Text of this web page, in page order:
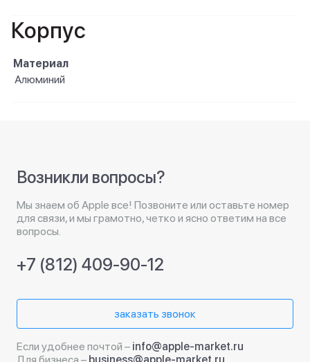
Корпус
Материал
Алюминий
Возникли вопросы?
Мы знаем об Apple все! Позвоните или оставьте номер
для связи, и мы грамотно, четко и ясно ответим на все
вопросы.
+7 (812) 409-90-12
заказать звонок
Если удобнее почтой – info@apple-market.ru